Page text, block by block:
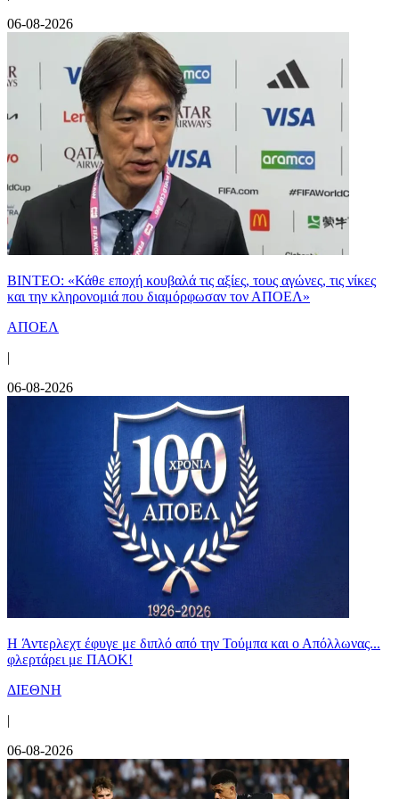
06-08-2026
ΒΙΝΤΕΟ: «Κάθε εποχή κουβαλά τις αξίες, τους αγώνες, τις νίκες
και την κληρονομιά που διαμόρφωσαν τον ΑΠΟΕΛ»
ΑΠΟΕΛ
|
06-08-2026
H Άντερλεχτ έφυγε με διπλό από την Τούμπα και ο Απόλλωνας...
φλερτάρει με ΠΑΟΚ!
ΔΙΕΘΝΗ
|
06-08-2026